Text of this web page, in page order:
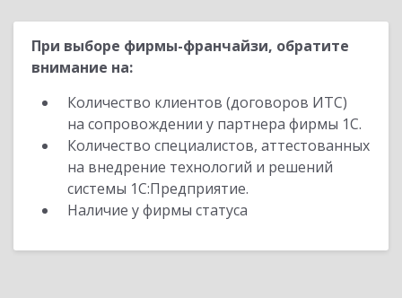
При выборе фирмы-франчайзи, обратите
внимание на:
Количество клиентов (договоров ИТС)
на сопровождении у партнера фирмы 1С.
Количество специалистов, аттестованных
на внедрение технологий и решений
системы 1С:Предприятие.
Наличие у фирмы статуса